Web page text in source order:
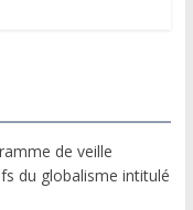
de veille
du globalisme intitulé